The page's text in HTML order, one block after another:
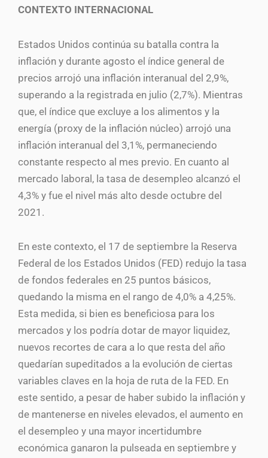
CONTEXTO INTERNACIONAL
Estados Unidos continúa su batalla contra la
inflación y durante agosto el índice general de
precios arrojó una inflación interanual del 2,9%,
superando a la registrada en julio (2,7%). Mientras
que, el índice que excluye a los alimentos y la
energía (proxy de la inflación núcleo) arrojó una
inflación interanual del 3,1%, permaneciendo
constante respecto al mes previo. En cuanto al
mercado laboral, la tasa de desempleo alcanzó el
4,3% y fue el nivel más alto desde octubre del
2021.
En este contexto, el 17 de septiembre la Reserva
Federal de los Estados Unidos (FED) redujo la tasa
de fondos federales en 25 puntos básicos,
quedando la misma en el rango de 4,0% a 4,25%.
Esta medida, si bien es beneficiosa para los
mercados y los podría dotar de mayor liquidez,
nuevos recortes de cara a lo que resta del año
quedarían supeditados a la evolución de ciertas
variables claves en la hoja de ruta de la FED. En
este sentido, a pesar de haber subido la inflación y
de mantenerse en niveles elevados, el aumento en
el desempleo y una mayor incertidumbre
económica ganaron la pulseada en septiembre y